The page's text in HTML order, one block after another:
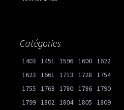
Catégories
1403 1451 1596 1600 1622
1623
1661 1713 1728
1754
1755
1768 1780 1786 1790
1799 1802 1804 1805
1809